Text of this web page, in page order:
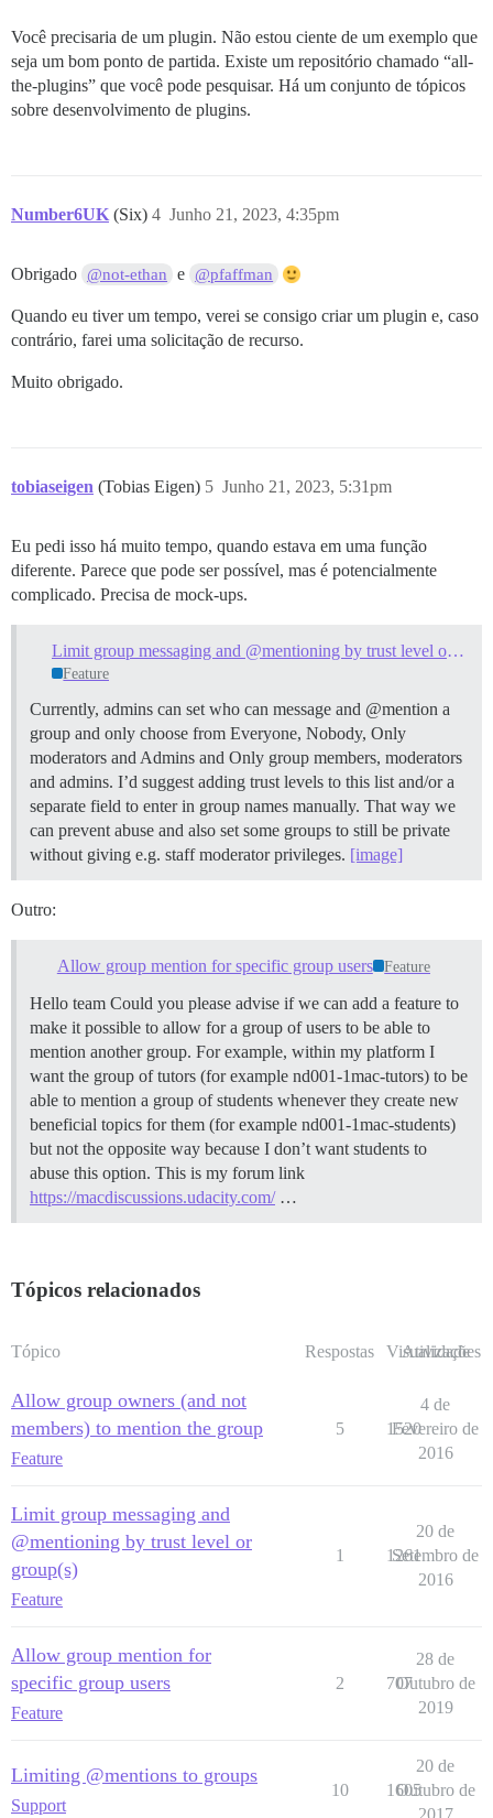
Você precisaria de um plugin. Não estou ciente de um exemplo que
seja um bom ponto de partida. Existe um repositório chamado “all-
the-plugins” que você pode pesquisar. Há um conjunto de tópicos
sobre desenvolvimento de plugins.
Number6UK (Six) Junho 21, 2023, 4:35pm
4
Obrigado @not-ethan e @pfaffman
Quando eu tiver um tempo, verei se consigo criar um plugin e, caso
contrário, farei uma solicitação de recurso.
Muito obrigado.
tobiaseigen (Tobias Eigen) Junho 21, 2023, 5:31pm
5
Eu pedi isso há muito tempo, quando estava em uma função
diferente. Parece que pode ser possível, mas é potencialmente
complicado. Precisa de mock-ups.
Limit group messaging and @mentioning by trust level or group(s)
Feature
Currently, admins can set who can message and @mention a
group and only choose from Everyone, Nobody, Only
moderators and Admins and Only group members, moderators
and admins. I’d suggest adding trust levels to this list and/or a
separate field to enter in group names manually. That way we
can prevent abuse and also set some groups to still be private
without giving e.g. staff moderator privileges. [image]
Outro:
Allow group mention for specific group users Feature
Hello team Could you please advise if we can add a feature to
make it possible to allow for a group of users to be able to
mention another group. For example, within my platform I
want the group of tutors (for example nd001-1mac-tutors) to be
able to mention a group of students whenever they create new
beneficial topics for them (for example nd001-1mac-students)
but not the opposite way because I don’t want students to
abuse this option. This is my forum link
https://macdiscussions.udacity.com/…
Tópicos relacionados
Tópico Respostas Visualizações
Atividade
Allow group owners (and not
members) to mention the group
Feature
5 1520
4 de
Fevereiro de
2016
Limit group messaging and
@mentioning by trust level or
group(s)
Feature
1 1261
20 de
Setembro de
2016
Allow group mention for
specific group users
Feature
2 707
28 de
Outubro de
2019
Limiting @mentions to groups
Support
10 1605
20 de
Outubro de
2017